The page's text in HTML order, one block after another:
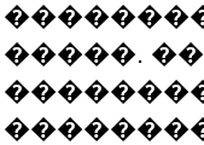
�����.